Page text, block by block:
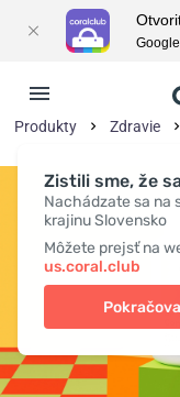
Zistili sme, že
Nachádzate sa na
krajinu Slovensko
Môžete prejsť na
us.coral.club
Produkty Zdravie